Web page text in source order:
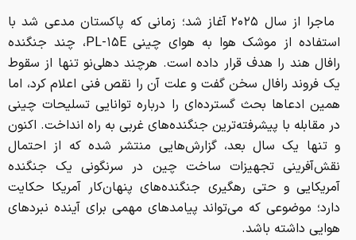
ماجرا از سال ۲۰۲۵ آغاز شد؛ زمانی که پاکستان مدعی شد با
استفاده از موشک هوا به‌ هوای چینی PL-۱۵E، چند جنگنده
رافال هند را هدف قرار داده است. هرچند دهلی‌نو تنها از سقوط
یک فروند رافال سخن گفت و علت آن را نقص فنی اعلام کرد، اما
همین ادعاها بحث گسترده‌ای را درباره توانایی تسلیحات چینی
در مقابله با پیشرفته‌ترین جنگنده‌های غربی به راه انداخت. اکنون
و تنها یک سال بعد، گزارش‌هایی منتشر شده که از احتمال
نقش‌آفرینی تجهیزات ساخت چین در سرنگونی یک جنگنده
آمریکایی و حتی رهگیری جنگنده‌های پنهان‌کار آمریکا حکایت
دارد؛ موضوعی که می‌تواند پیامدهای مهمی برای آینده نبردهای
هوایی داشته باشد.